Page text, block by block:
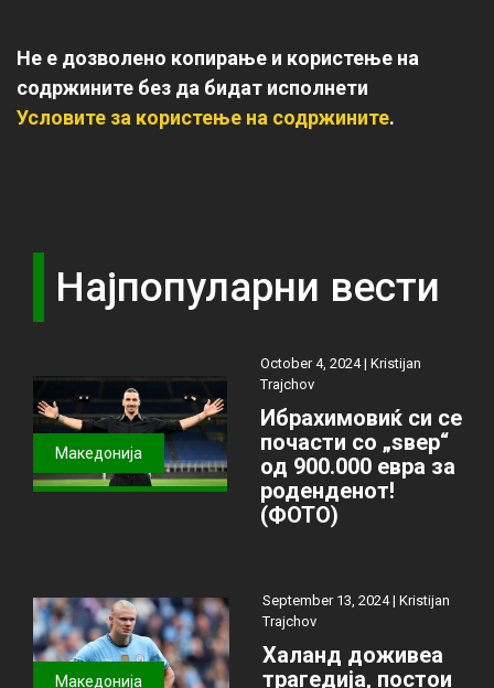
Не е дозволено копирање и користење на
содржините без да бидат исполнети
Условите за користење на содржините.
Најпопуларни вести
Македонија
October 4, 2024 | Kristijan
Trajchov
Ибрахимовиќ си се
почасти со „ѕвер“
од 900.000 евра за
роденденот!
(ФОТО)
Македонија
September 13, 2024 | Kristijan
Trajchov
Халанд доживеа
трагедија, постои